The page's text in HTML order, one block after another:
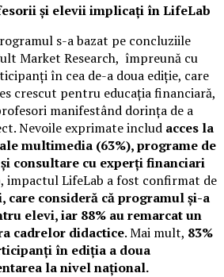
și elevii implicați în LifeLab
s-a bazat pe concluziile
Market Research, împreună cu
în cea de-a doua ediție, care
crescut pentru educația financiară,
manifestând dorința de a
Nevoile exprimate includ acces la
multimedia (63%), programe de
consultare cu experți financiari
impactul LifeLab a fost confirmat de
care consideră că programul și-a
elevi, iar 88% au remarcat un
cadrelor didactice. Mai mult, 83%
în ediția a doua
la nivel național.